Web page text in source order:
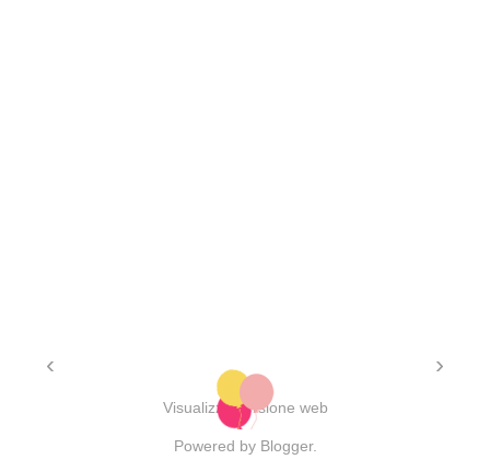
‹ ›
Visualizza versione web
Powered by Blogger.